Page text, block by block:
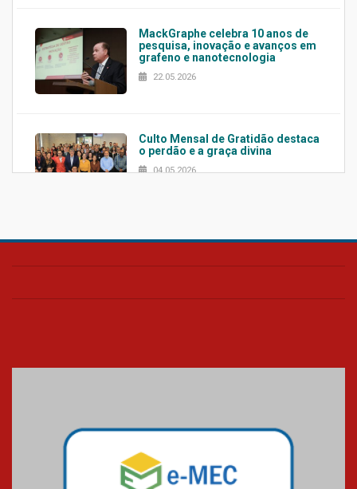
MackGraphe celebra 10 anos de
pesquisa, inovação e avanços em
grafeno e nanotecnologia
22.05.2026
Culto Mensal de Gratidão destaca
o perdão e a graça divina
04.05.2026
Confira como foi o culto mensal
Mackenzie mobiliza campanha
solidária para apoiar famílias em
Minas Gerais